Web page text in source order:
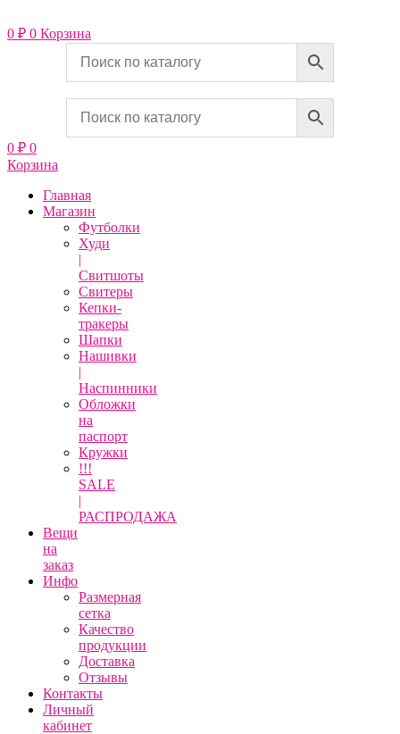
к
содержимому
0 ₽ 0 Корзина
0 ₽ 0
Корзина
Главная
Магазин
Футболки
Худи
|
Свитшоты
Свитеры
Кепки-
тракеры
Шапки
Нашивки
|
Наспинники
Обложки
на
паспорт
Кружки
!!!
SALE
|
РАСПРОДАЖА
Вещи
на
заказ
Инфо
Размерная
сетка
Качество
продукции
Доставка
Отзывы
Контакты
Личный
кабинет